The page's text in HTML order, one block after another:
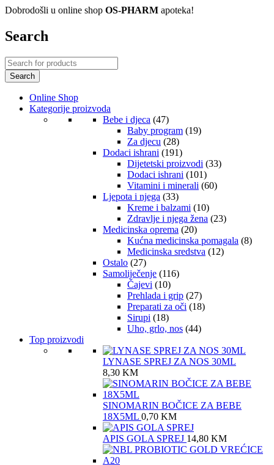
Dobrodošli u online shop OS-PHARM apoteka!
Search
Online Shop
Kategorije proizvoda
Bebe i djeca (47)
Baby program (19)
Za djecu (28)
Dodaci ishrani (191)
Dijetetski proizvodi (33)
Dodaci ishrani (101)
Vitamini i minerali (60)
Ljepota i njega (33)
Kreme i balzami (10)
Zdravlje i njega žena (23)
Medicinska oprema (20)
Kućna medicinska pomagala (8)
Medicinska sredstva (12)
Ostalo (27)
Samoliječenje (116)
Čajevi (10)
Prehlada i grip (27)
Preparati za oči (18)
Sirupi (18)
Uho, grlo, nos (44)
Top proizvodi
LYNASE SPREJ ZA NOS 30ML
8,30 KM
SINOMARIN BOČICE ZA BEBE
18X5ML 0,70 KM
APIS GOLA SPREJ 14,80 KM